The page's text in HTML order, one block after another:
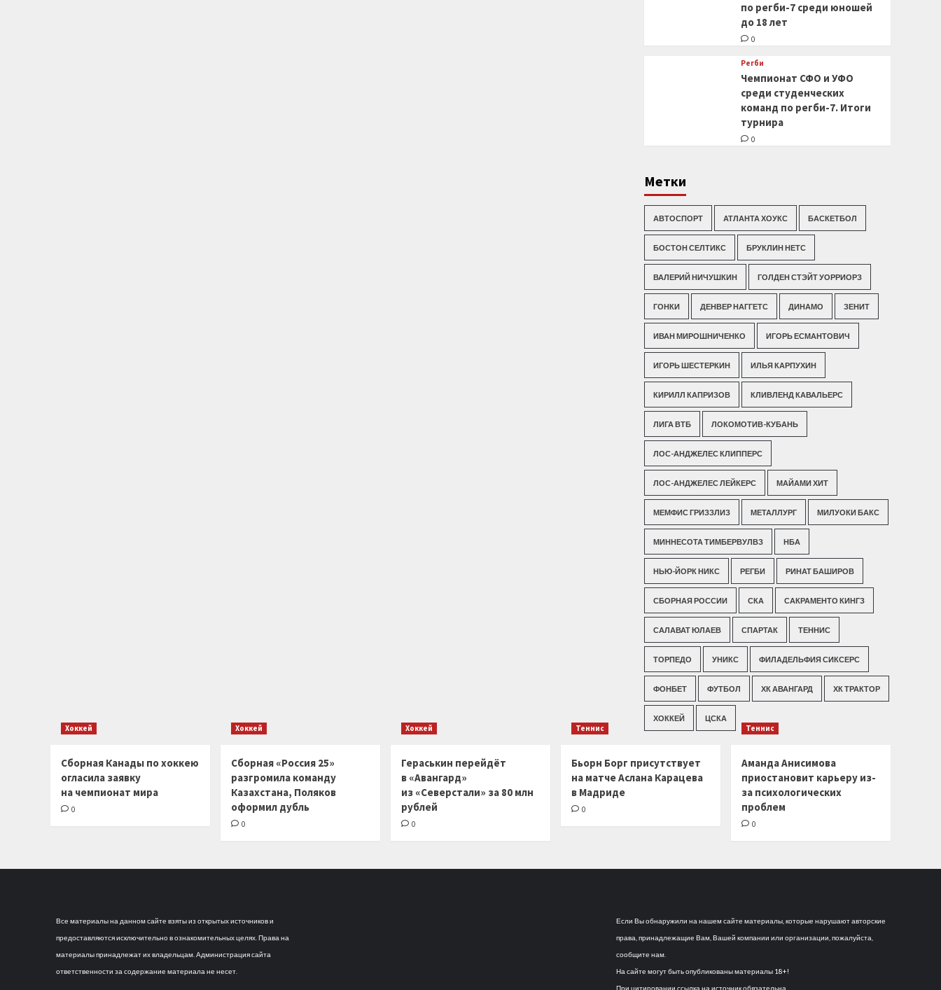
по регби-7 среди юношей
до 18 лет
0
Регби
Чемпионат СФО и УФО
среди студенческих
команд по регби-7. Итоги
турнира
0
Метки
АВТОСПОРТ АТЛАНТА ХОУКС БАСКЕТБОЛ
БОСТОН СЕЛТИКС БРУКЛИН НЕТС
ВАЛЕРИЙ НИЧУШКИН ГОЛДЕН СТЭЙТ УОРРИОРЗ
ГОНКИ ДЕНВЕР НАГГЕТС ДИНАМО ЗЕНИТ
ИВАН МИРОШНИЧЕНКО ИГОРЬ ЕСМАНТОВИЧ
ИГОРЬ ШЕСТЕРКИН ИЛЬЯ КАРПУХИН
КИРИЛЛ КАПРИЗОВ КЛИВЛЕНД КАВАЛЬЕРС
ЛИГА ВТБ ЛОКОМОТИВ-КУБАНЬ
ЛОС-АНДЖЕЛЕС КЛИППЕРС
ЛОС-АНДЖЕЛЕС ЛЕЙКЕРС МАЙАМИ ХИТ
МЕМФИС ГРИЗЗЛИЗ МЕТАЛЛУРГ МИЛУОКИ БАКС
МИННЕСОТА ТИМБЕРВУЛВЗ НБА
НЬЮ-ЙОРК НИКС РЕГБИ РИНАТ БАШИРОВ
СБОРНАЯ РОССИИ СКА САКРАМЕНТО КИНГЗ
САЛАВАТ ЮЛАЕВ СПАРТАК ТЕННИС
ТОРПЕДО УНИКС ФИЛАДЕЛЬФИЯ СИКСЕРС
ФОНБЕТ ФУТБОЛ ХК АВАНГАРД ХК ТРАКТОР
ХОККЕЙ ЦСКА
Хоккей
Сборная Канады по хоккею
огласила заявку
на чемпионат мира
0
Хоккей
Сборная «Россия 25»
разгромила команду
Казахстана, Поляков
оформил дубль
0
Хоккей
Гераськин перейдёт
в «Авангард»
из «Северстали» за 80 млн
рублей
0
Теннис
Бьорн Борг присутствует
на матче Аслана Карацева
в Мадриде
0
Теннис
Аманда Анисимова
приостановит карьеру из-
за психологических
проблем
0
Все материалы на данном сайте взяты из открытых источников и
предоставляются исключительно в ознакомительных целях. Права на
материалы принадлежат их владельцам. Администрация сайта
ответственности за содержание материала не несет.
Если Вы обнаружили на нашем сайте материалы, которые нарушают авторские
права, принадлежащие Вам, Вашей компании или организации, пожалуйста,
сообщите нам.
На сайте могут быть опубликованы материалы 18+!
При цитировании ссылка на источник обязательна.